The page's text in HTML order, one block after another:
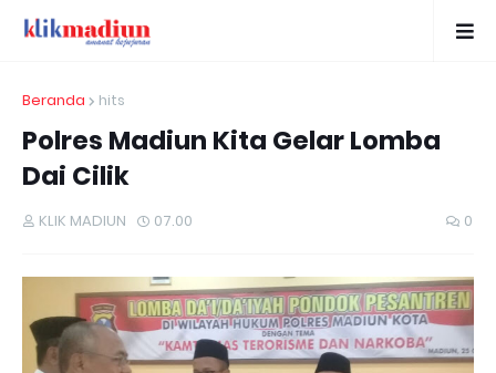
Beranda hits
Polres Madiun Kita Gelar Lomba
Dai Cilik
KLIK MADIUN 07.00 0